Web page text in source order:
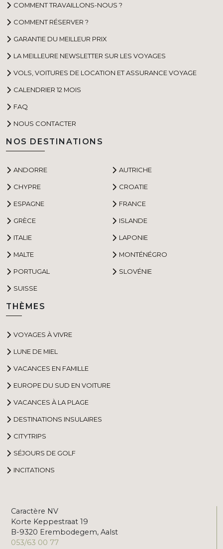
COMMENT TRAVAILLONS-NOUS ?
COMMENT RÉSERVER ?
GARANTIE DU MEILLEUR PRIX
LA MEILLEURE NEWSLETTER SUR LES VOYAGES
VOLS, VOITURES DE LOCATION ET ASSURANCE VOYAGE
CALENDRIER 12 MOIS
FAQ
NOUS CONTACTER
NOS DESTINATIONS
ANDORRE AUTRICHE
CHYPRE CROATIE
ESPAGNE FRANCE
GRÈCE ISLANDE
ITALIE LAPONIE
MALTE MONTÉNÉGRO
PORTUGAL SLOVÉNIE
SUISSE
THÈMES
VOYAGES À VIVRE
LUNE DE MIEL
VACANCES EN FAMILLE
EUROPE DU SUD EN VOITURE
VACANCES À LA PLAGE
DESTINATIONS INSULAIRES
CITYTRIPS
SÉJOURS DE GOLF
INCITATIONS
Caractère NV
Korte Keppestraat 19
B-9320 Erembodegem, Aalst
053/63 00 77